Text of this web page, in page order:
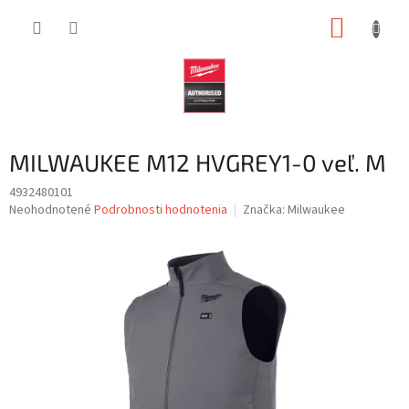
MILWAUKEE M12 HVGREY1-0 veľ. M
4932480101
Priemerné
Neohodnotené Podrobnosti hodnotenia Značka: Milwaukee